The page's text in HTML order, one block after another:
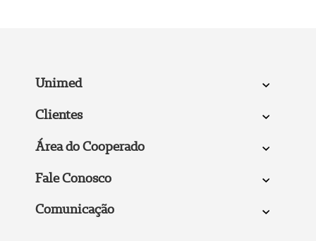
Unimed
Clientes
Área do Cooperado
Fale Conosco
Comunicação